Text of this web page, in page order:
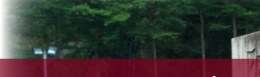
content